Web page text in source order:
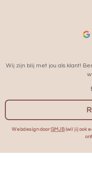
Wij zijn blij met jou als klant!
Webdesign door GMJB (wil jij ook